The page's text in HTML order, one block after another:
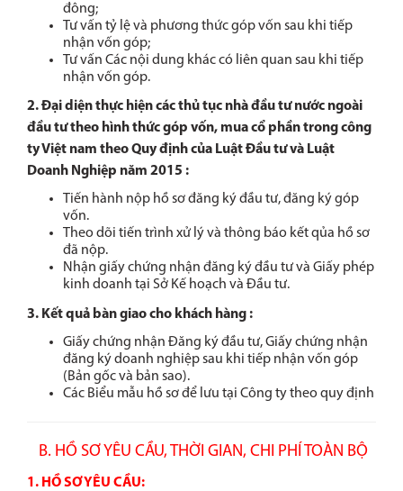
đông;
Tư vấn tỷ lệ và phương thức góp vốn sau khi tiếp
nhận vốn góp;
Tư vấn Các nội dung khác có liên quan sau khi tiếp
nhận vốn góp.
2. Đại diện thực hiện các thủ tục nhà đầu tư nước ngoài
đầu tư theo hình thức góp vốn, mua cổ phần trong công
ty Việt nam theo Quy định của Luật Đầu tư và Luật
Doanh Nghiệp năm 2015 :
Tiến hành nộp hồ sơ đăng ký đầu tư, đăng ký góp
vốn.
Theo dõi tiến trình xử lý và thông báo kết qủa hồ sơ
đã nộp.
Nhận giấy chứng nhận đăng ký đầu tư và Giấy phép
kinh doanh tại Sở Kế hoạch và Đầu tư.
3. Kết quả bàn giao cho khách hàng :
Giấy chứng nhận Đăng ký đầu tư, Giấy chứng nhận
đăng ký doanh nghiệp sau khi tiếp nhận vốn góp
(Bản gốc và bản sao).
Các Biểu mẫu hồ sơ để lưu tại Công ty theo quy định
B. HỒ SƠ YÊU CẦU, THỜI GIAN, CHI PHÍ TOÀN BỘ
1. HỒ SƠ YÊU CẦU: